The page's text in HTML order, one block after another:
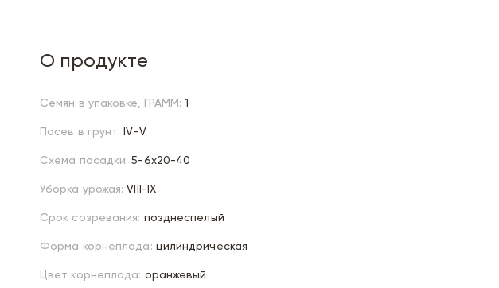
О продукте
Семян в упаковке, ГРАММ: 1
Посев в грунт: IV-V
Схема посадки: 5-6х20-40
Уборка урожая: VIII-IX
Срок созревания: позднеспелый
Форма корнеплода: цилиндрическая
Цвет корнеплода: оранжевый